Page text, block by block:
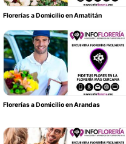
Florerías a Domicilio en Amatitán
Florerías a Domicilio en Arandas